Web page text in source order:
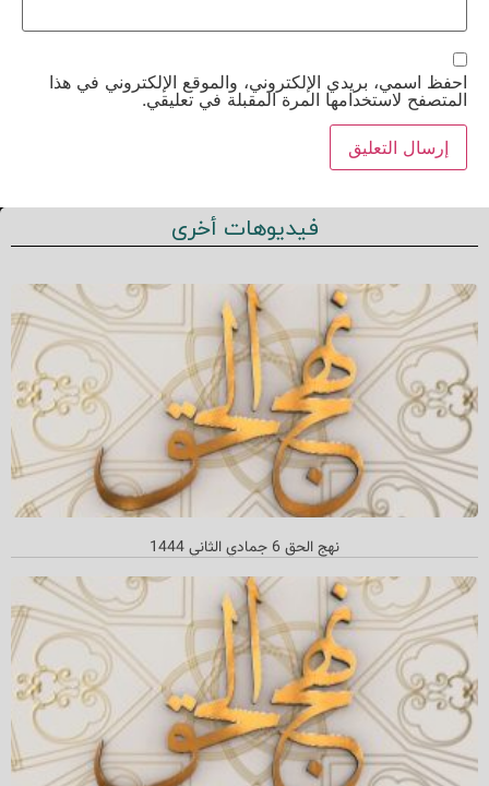
احفظ اسمي، بريدي الإلكتروني، والموقع الإلكتروني في هذا
المتصفح لاستخدامها المرة المقبلة في تعليقي.
فيديوهات أخرى
نهج الحق 6 جمادي الثاني 1444